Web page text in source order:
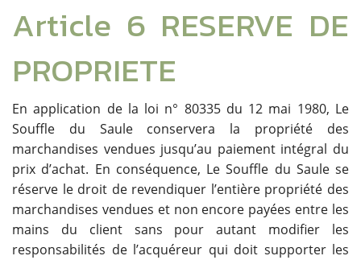
Article 6 RESERVE DE
PROPRIETE
En application de la loi n° 80335 du 12 mai 1980, Le
Souffle du Saule conservera la propriété des
marchandises vendues jusqu’au paiement intégral du
prix d’achat. En conséquence, Le Souffle du Saule se
réserve le droit de revendiquer l’entière propriété des
marchandises vendues et non encore payées entre les
mains du client sans pour autant modifier les
responsabilités de l’acquéreur qui doit supporter les